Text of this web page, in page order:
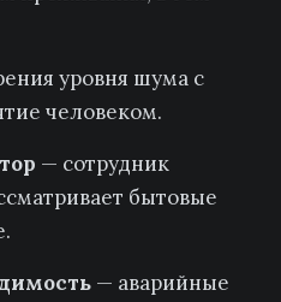
уровня шума с
человеком.
— сотрудник
бытовые
— аварийные